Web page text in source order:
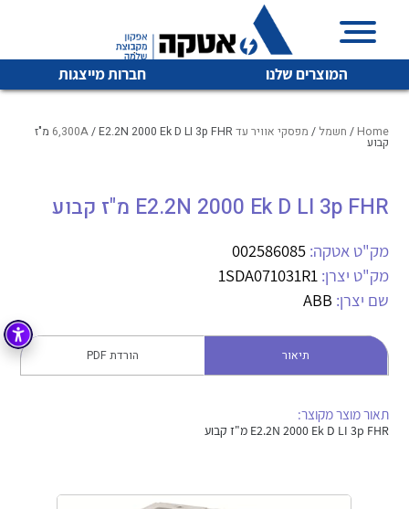
המוצרים שלנו חברות מייצגות
איכות | שרות | זמינות
והפצה של מוצרי
מיתוג, בקרה , ואינסטלציה חשמלית ופעילה ב7 תחומים:
חשמל מיתוג ואינסטלציה חשמלית
בקרה
זיווד
אלקטרוניקה
מטענים לרכב חשמלי
לכל מוצרי היצרן לכל מוצרי היצרן
לכל מוצרי היצרן לכל מוצרי היצרן
Home
/ חשמל / מפסקי אוויר עד 6,300A / E2.2N 2000 Ek D LI 3p FHR מ"ז
קבוע
E2.2N 2000 Ek D LI 3p FHR מ"ז קבוע
מק"ט אטקה: 002586085
מק"ט יצרן: 1SDA071031R1
שם יצרן: ABB
תיאור הורדת PDF
תאור מוצר מקוצר:
E2.2N 2000 Ek D LI 3p FHR מ"ז קבוע